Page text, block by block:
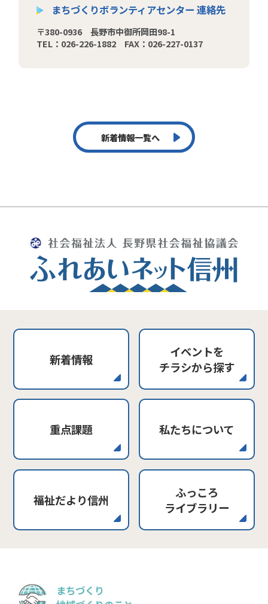
まちづくりボランティアセンター 連絡先
〒380-0936 長野市中御所岡田98-1
TEL：026-226-1882 FAX：026-227-0137
新着情報一覧へ
新着情報
イベントを
チラシから探す
重点課題 私たちについて
福祉だより信州
ふっころ
ライブラリー
まちづくり